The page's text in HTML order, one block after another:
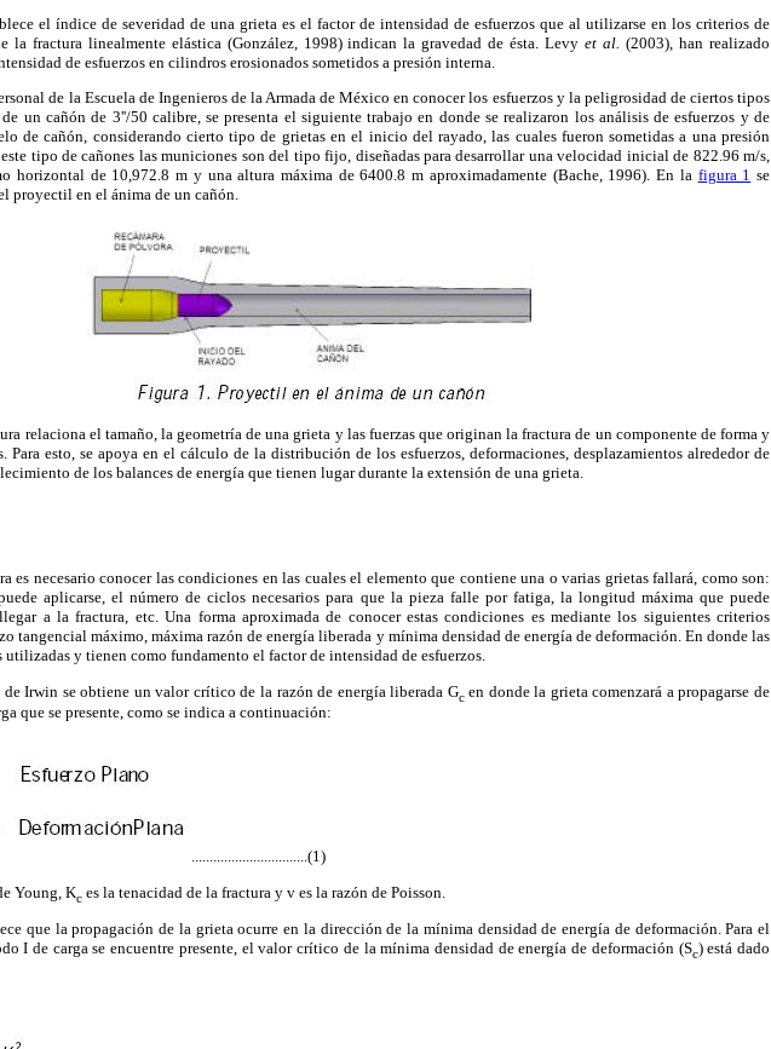
el índice de severidad de una grieta es el factor de intensidad de esfuerzos que al utilizarse en los criterios de
la fractura linealmente elástica (González, 1998) indican la gravedad de ésta. Levyet al. (2003), han realizado
de esfuerzos en cilindros erosionados sometidos a presión interna.
de la Escuela de Ingenieros de la Armada de México en conocer los esfuerzos y la peligrosidad de ciertos tipos
un cañón de 3''/50 calibre, se presenta el siguiente trabajo en donde se realizaron los análisis de esfuerzos y de
de cañón, considerando cierto tipo de grietas en el inicio del rayado, las cuales fueron sometidas a una presión
tipo de cañones las municiones son del tipo fijo, diseñadas para desarrollar una velocidad inicial de 822.96 m/s,
horizontal de 10,972.8 m y una altura máxima de 6400.8 m aproximadamente (Bache, 1996). En la figura 1 se
proyectil en el ánima de un cañón.
relaciona el tamaño, la geometría de una grieta y las fuerzas que originan la fractura de un componente de forma y
Para esto, se apoya en el cálculo de la distribución de los esfuerzos, deformaciones, desplazamientos alrededor de
de los balances de energía que tienen lugar durante la extensión de una grieta.
es necesario conocer las condiciones en las cuales el elemento que contiene una o varias grietas fallará, como son:
aplicarse, el número de ciclos necesarios para que la pieza falle por fatiga, la longitud máxima que puede
a la fractura, etc. Una forma aproximada de conocer estas condiciones es mediante los siguientes criterios
tangencial máximo, máxima razón de energía liberada y mínima densidad de energía de deformación. En donde las
utilizadas y tienen como fundamento el factor de intensidad de esfuerzos.
Irwin se obtiene un valor crítico de la razón de energía liberada Gc en donde la grieta comenzará a propagarse de
que se presente, como se indica a continuación:
................................(1)
Young, Kc es la tenacidad de la fractura y v es la razón de Poisson.
que la propagación de la grieta ocurre en la dirección de la mínima densidad de energía de deformación. Para el
I de carga se encuentre presente, el valor crítico de la mínima densidad de energía de deformación (Sc) está dado